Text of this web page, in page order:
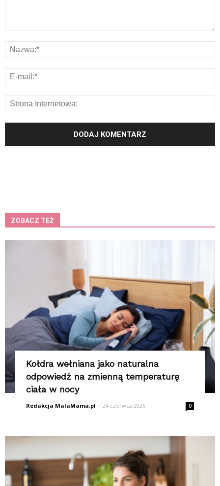
ZOBACZ TEŻ
Kołdra wełniana jako naturalna
odpowiedź na zmienną temperaturę
ciała w nocy
Redakcja MalaMama.pl - 24 czerwca 2026 0